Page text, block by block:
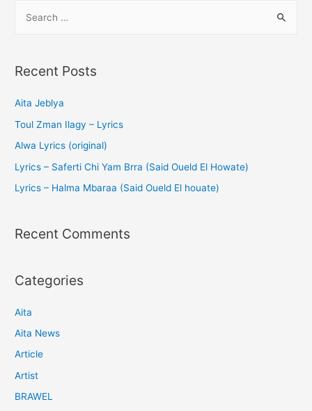
Recent Posts
Aita Jeblya
Toul Zman Ilagy – Lyrics
Alwa Lyrics (original)
Lyrics – Saferti Chi Yam Brra (Said Oueld El Howate)
Lyrics – Halma Mbaraa (Said Oueld El houate)
Recent Comments
Categories
Aita
Aita News
Article
Artist
BRAWEL